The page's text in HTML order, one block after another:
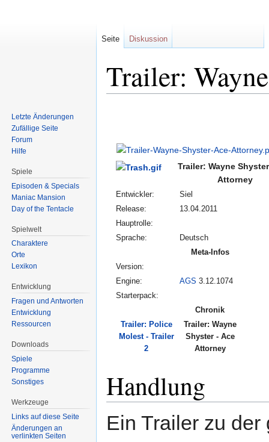
Trailer:
Trailer: Wayne
Attorney
Entwickler:
Siel
Release:
13.04.2011
Hauptrolle:
Sprache:
Deutsch
Meta-Infos
Version:
Engine:
AGS 3.12.1074
Starterpack:
Chronik
Trailer: Police
Molest - Trailer
2
Trailer: Wayne
Shyster - Ace
Attorney
Handlung
Ein Trailer zu
Seite Diskussion
Letzte Änderungen
Zufällige Seite
Forum
Hilfe
Spiele
Episoden & Specials
Maniac Mansion
Day of the Tentacle
Spielwelt
Charaktere
Orte
Lexikon
Entwicklung
Fragen und Antworten
Entwicklung
Ressourcen
Downloads
Spiele
Programme
Sonstiges
Werkzeuge
Links auf diese Seite
Änderungen an
verlinkten Seiten